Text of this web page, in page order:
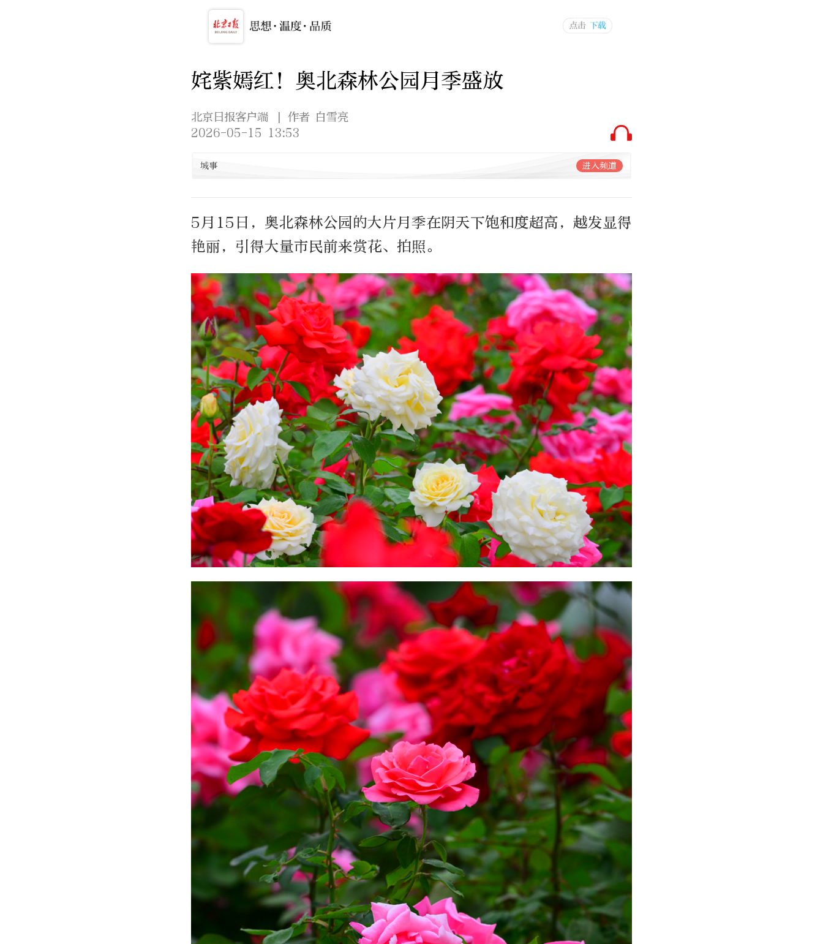
姹紫嫣红！奥北森林公园月季盛放
北京日报客户端
| 作者 白雪亮
2026-05-15 13:53
城事 进入频道
5月15日，奥北森林公园的大片月季在阴天下饱和度超高，越发显得
艳丽，引得大量市民前来赏花、拍照。